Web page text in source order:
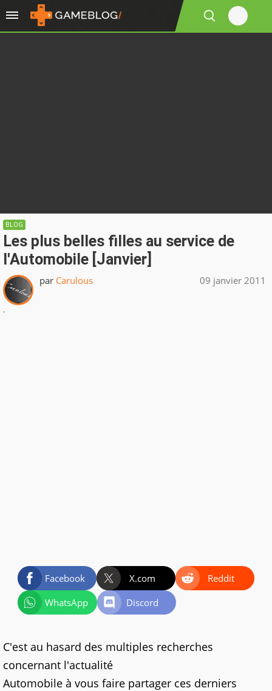
BLOG
Les plus belles filles au service de
l'Automobile [Janvier]
par Carulous 09 janvier 2011
.
Facebook X.com
Reddit
WhatsApp
Discord
C'est au hasard des multiples recherches
concernant l'actualité
Automobile à vous faire partager ces derniers